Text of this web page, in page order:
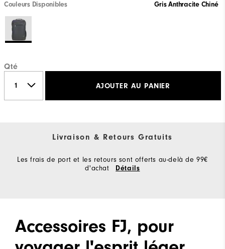
Couleurs Disponibles Gris Anthracite Chiné
Qté
AJOUTER AU PANIER
Livraison & Retours Gratuits
Les frais de port et les retours sont offerts au-delà de 99€
d'achat
Détails
Accessoires FJ, pour